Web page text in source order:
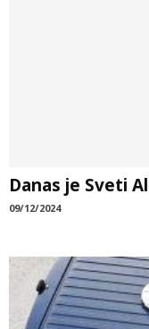
Danas je Sveti
09/12/2024